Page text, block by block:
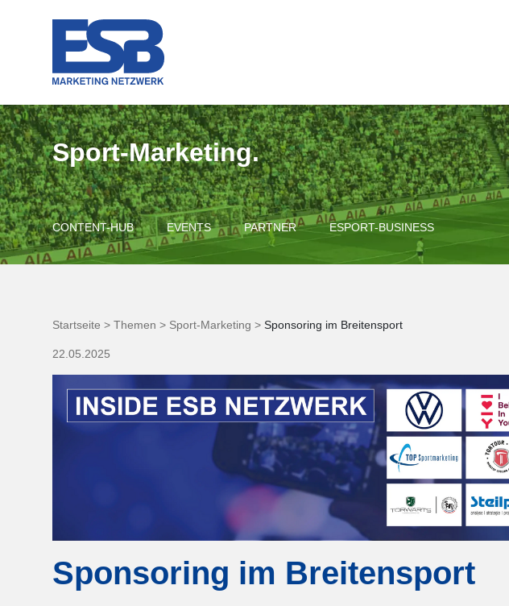
Sport-Marketing.
CONTENT-HUB EVENTS PARTNER ESPORT-BUSINESS
Startseite > Themen > Sport-Marketing > Sponsoring im Breitensport
22.05.2025
Sponsoring im Breitensport